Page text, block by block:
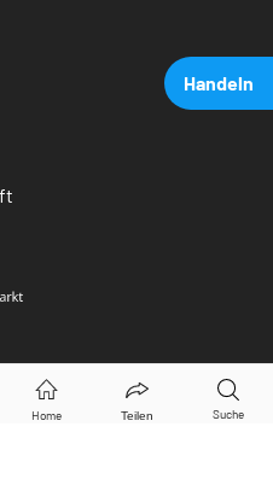
Handeln
AG. Alle Rechte